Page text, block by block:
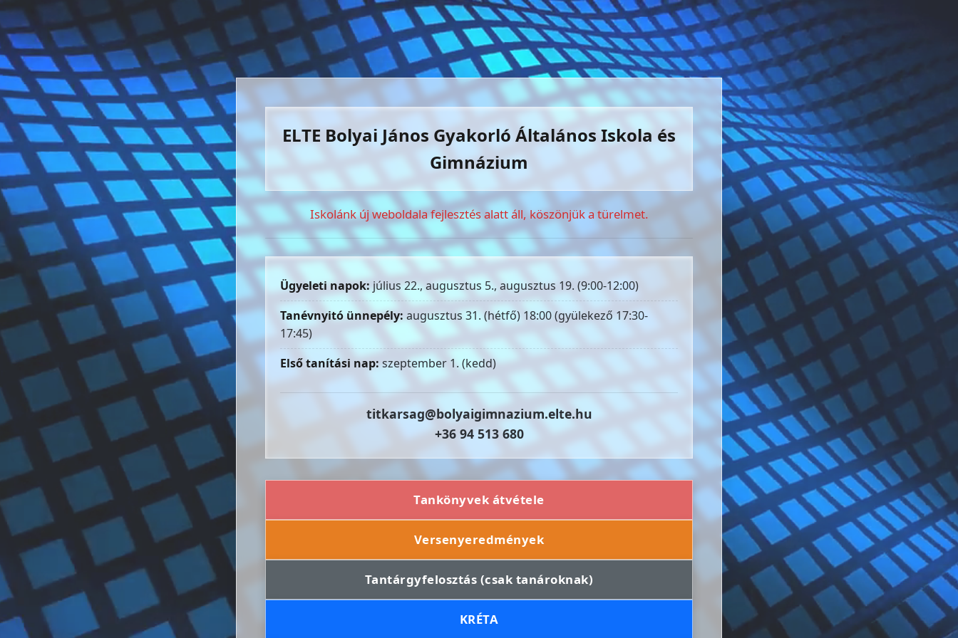
ELTE Bolyai János Gyakorló Általános Iskola és
Gimnázium
Iskolánk új weboldala fejlesztés alatt áll, köszönjük a türelmet.
Ügyeleti napok: július 22., augusztus 5., augusztus 19. (9:00-12:00)
Tanévnyitó ünnepély: augusztus 31. (hétfő) 18:00 (gyülekező 17:30-
17:45)
Első tanítási nap: szeptember 1. (kedd)
titkarsag@bolyaigimnazium.elte.hu
+36 94 513 680
Tankönyvek átvétele
Versenyeredmények
Tantárgyfelosztás (csak tanároknak)
KRÉTA